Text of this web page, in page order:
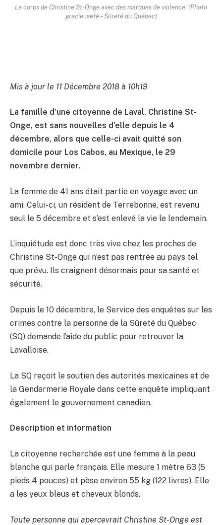
Le corps de Christine St-Onge avec des marques de violence. (Photo
gracieuseté – Sûreté du Québec)
Mis à jour le 11 Décembre 2018 à 10h19
La famille d’une citoyenne de Laval, Christine St-
Onge, est sans nouvelles d’elle depuis le 4
décembre, alors que celle-ci avait quitté son
domicile pour Los Cabos, au Mexique, le 29
novembre dernier.
La femme de 41 ans était partie en voyage avec un
ami. Celui-ci, un résident de Terrebonne, est revenu
seul le 5 décembre et s’est enlevé la vie le lendemain.
L’inquiétude est donc très vive chez les proches de
Christine St-Onge qui n’est pas rentrée au pays tel
que prévu. Ils craignent désormais pour sa santé et
sécurité.
Depuis le 10 décembre, le Service des enquêtes sur les
crimes contre la personne de la Sûreté du Québec
(SQ) demande l’aide du public pour retrouver la
Lavalloise.
La SQ reçoit le soutien des autorités mexicaines et de
la Gendarmerie Royale dans cette enquête impliquant
également le gouvernement canadien.
Description et information
La citoyenne recherchée est une femme à la peau
blanche qui parle français. Elle mesure 1 mètre 63 (5
pieds 4 pouces) et pèse environ 55 kg (122 livres). Elle
a les yeux bleus et cheveux blonds.
Toute personne qui apercevrait Christine St-Onge est